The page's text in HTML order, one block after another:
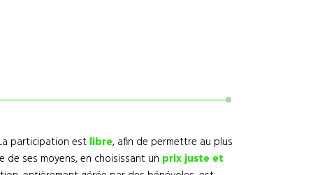
participation est libre, afin de permettre au plus
ses moyens, en choisissant un prix juste et